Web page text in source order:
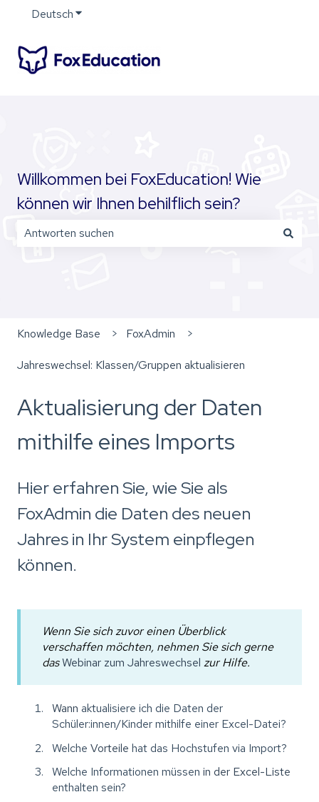
DeutschUntermenü für Übersetzungen anzeigen
Willkommen bei FoxEducation! Wie
können wir Ihnen behilflich sein?
Knowledge Base FoxAdmin
Jahreswechsel: Klassen/Gruppen aktualisieren
Aktualisierung der Daten
mithilfe eines Imports
Hier erfahren Sie, wie Sie als
FoxAdmin die Daten des neuen
Jahres in Ihr System einpflegen
können.
Wenn Sie sich zuvor einen Überblick
verschaffen möchten, nehmen Sie sich gerne
dasWebinar zum Jahreswechsel zur Hilfe.
Wann aktualisiere ich die Daten der
Schüler:innen/Kinder mithilfe einer Excel-Datei?
Welche Vorteile hat das Hochstufen via Import?
Welche Informationen müssen in der Excel-Liste
enthalten sein?